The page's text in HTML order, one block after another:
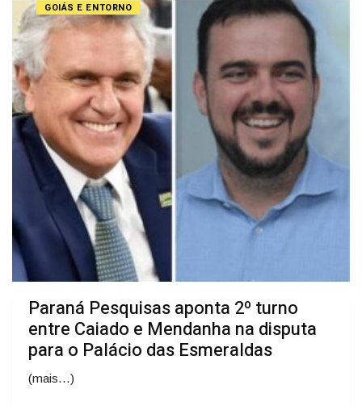
GOIÁS E ENTORNO
Paraná Pesquisas aponta 2º turno
entre Caiado e Mendanha na disputa
para o Palácio das Esmeraldas
(mais…)